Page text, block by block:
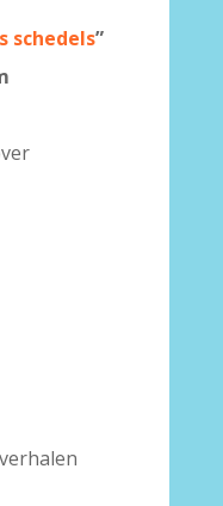
schedels”